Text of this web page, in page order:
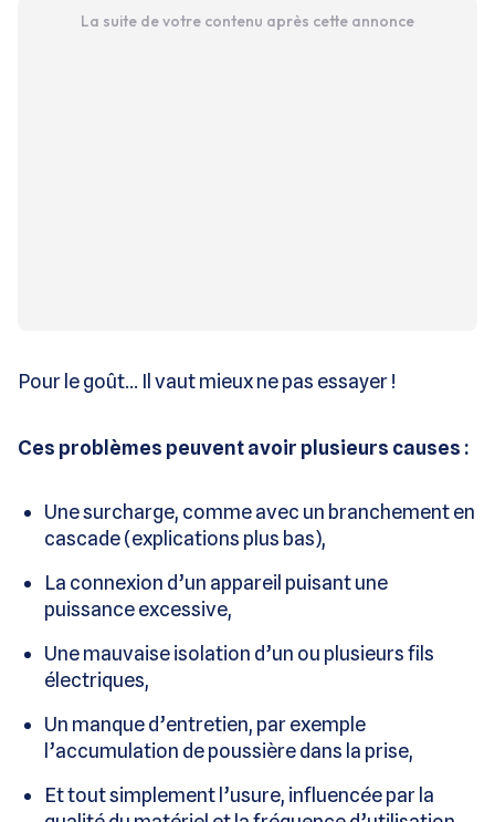
La suite de votre contenu après cette annonce
Pour le goût… Il vaut mieux ne pas essayer !
Ces problèmes peuvent avoir plusieurs causes :
Une surcharge, comme avec un branchement en
cascade (explications plus bas),
La connexion d’un appareil puisant une
puissance excessive,
Une mauvaise isolation d’un ou plusieurs fils
électriques,
Un manque d’entretien, par exemple
l’accumulation de poussière dans la prise,
Et tout simplement l’usure, influencée par la